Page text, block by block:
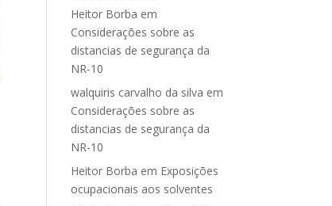
Heitor Borba em
Considerações sobre as
distancias de segurança da
NR-10
walquiris carvalho da silva em
Considerações sobre as
distancias de segurança da
NR-10
Heitor Borba em Exposições
ocupacionais aos solventes